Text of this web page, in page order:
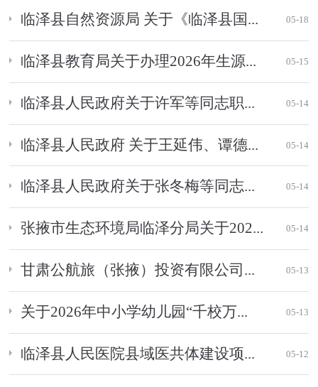
临泽县自然资源局 关于《临泽县国... 05-18
临泽县教育局关于办理2026年生源... 05-15
临泽县人民政府关于许军等同志职... 05-14
临泽县人民政府 关于王延伟、谭德... 05-14
临泽县人民政府关于张冬梅等同志... 05-14
张掖市生态环境局临泽分局关于202... 05-14
甘肃公航旅（张掖）投资有限公司... 05-13
关于2026年中小学幼儿园“千校万... 05-13
临泽县人民医院县域医共体建设项... 05-12